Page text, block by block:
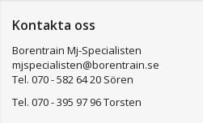
Kontakta oss
Borentrain Mj-Specialisten
mjspecialisten@borentrain.se
Tel. 070 - 582 64 20 Sören
Tel. 070 - 395 97 96 Torsten